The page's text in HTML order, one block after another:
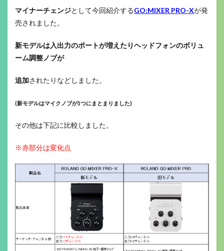
マイナーチェンジとして今回紹介するGO:MIXER PRO-Xが発
売されました。
新モデルは入出力のポートが増えたりヘッドフォンのボリュ
ーム調整ノブが
追加されたりなどしました。
(新モデルはマイクノブが1つにまとまりました)
その他は下記に比較しました。
※赤部分は変化点